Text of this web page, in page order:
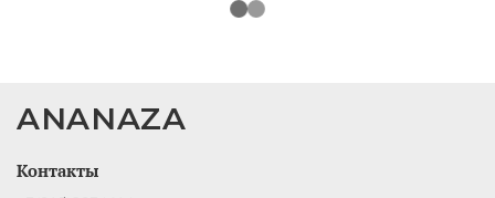
ANANAZA
Контакты